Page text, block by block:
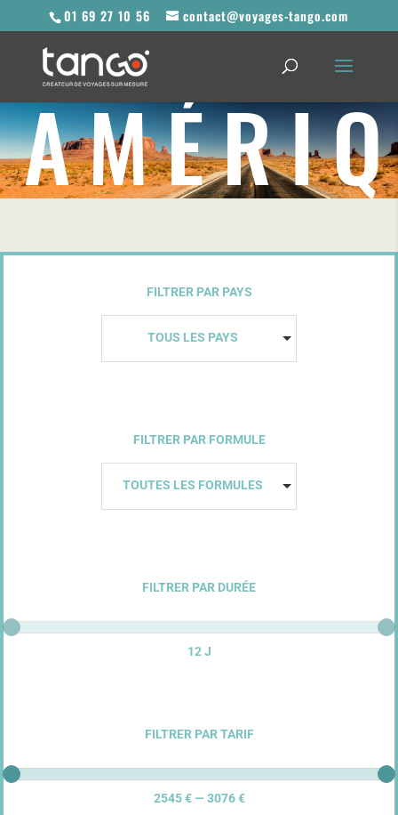
01 69 27 10 56 contact@voyages-tango.com
FILTRER PAR PAYS
TOUS LES PAYS
FILTRER PAR FORMULE
TOUTES LES FORMULES
FILTRER PAR DURÉE
12 J
FILTRER PAR TARIF
2545 € — 3076 €